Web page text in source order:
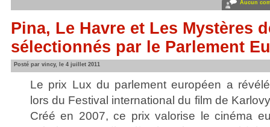
Aucun
Pina, Le Havre et Les Mystères
sélectionnés par le Parlement
Posté par vincy, le 4 juillet 2011
Le prix Lux du parlement européen a
lors du Festival international du film de
Créé en 2007, ce prix valorise le cinéma